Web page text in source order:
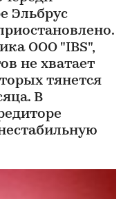
Эльбрус
ООО "IBS",
не хватает
тянется
В